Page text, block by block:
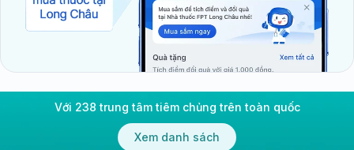
Với 238 trung tâm tiêm chủng trên toàn quốc
Xem danh sách